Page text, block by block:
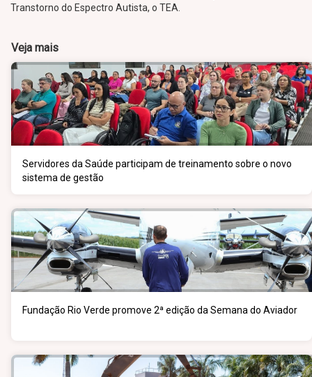
Transtorno do Espectro Autista, o TEA.
Veja mais
Servidores da Saúde participam de treinamento sobre o novo
sistema de gestão
Fundação Rio Verde promove 2ª edição da Semana do Aviador